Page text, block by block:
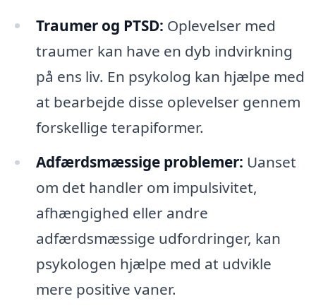
Traumer og PTSD: Oplevelser med
traumer kan have en dyb indvirkning
på ens liv. En psykolog kan hjælpe med
at bearbejde disse oplevelser gennem
forskellige terapiformer.
Adfærdsmæssige problemer: Uanset
om det handler om impulsivitet,
afhængighed eller andre
adfærdsmæssige udfordringer, kan
psykologen hjælpe med at udvikle
mere positive vaner.